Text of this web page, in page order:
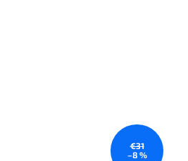
€31
–8 %